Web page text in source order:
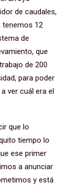
de caudales,
tenemos 12
de
que
de 200
para poder
ver cuál era el
que lo
tiempo lo
ese primer
a anunciar
y está